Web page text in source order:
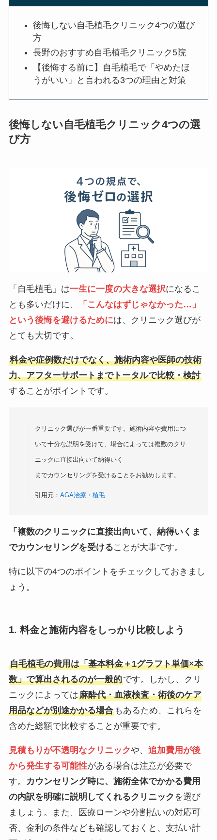
後悔しない自毛植毛クリニック4つの選び
方
長野のおすすめ自毛植毛クリニック5院
【後悔する前に】自毛植毛で「やめたほ
うがいい」と言われる3つの理由と対策
後悔しない自毛植毛クリニック4つの選
び方
「自毛植毛」は一生に一度の大きな選択になるこ
とも多いだけに、
「こんなはずじゃなかった…」
という後悔を避けるためには、クリニック選びが
とても大切です。
料金や症例数だけでなく、施術内容や医師の技術
力、アフターサポートまでトータルで比較・検討
することがポイントです。
クリニック選びが一番重要です。施術内容や費用につ
いて十分な説明を受けて、場合によっては複数のクリ
ニックに直接出向いて納得いく
までカウンセリングを受けることをお勧めします。
引用元： AGA治療・植毛
「複数のクリニックに直接出向いて、納得いくま
でカウンセリングを受けることが大事です。
特に以下の4つのポイントをチェックしておきまし
ょう。
1. 料金と施術内容をしっかり比較しよう
自毛植毛の費用は「基本料金＋1グラフト単価×本
数」で算出されるのが一般的です。しかし、クリ
ニックによっては麻酔代・血液検査・術後のケア
用品などが別途かかる場合もあるため、これらを
含めた総額で比較することが重要です。
見積もりが不透明なクリニックや、 追加費用が後
から発生する可能性がある場合は注意が必要で
す。
カウンセリング時に、施術全体でかかる費用
の内訳を明確に説明してくれるクリニック を選び
ましょう。また、医療ローンや分割払いの対応可
否、金利の条件なども確認しておくと、支払い計